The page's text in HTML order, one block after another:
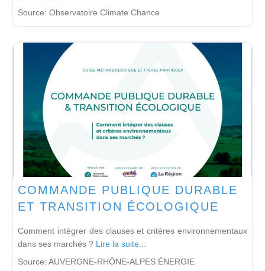
Source: Observatoire Climate Chance
COMMANDE PUBLIQUE DURABLE
ET TRANSITION ÉCOLOGIQUE
Comment intégrer des clauses et critères environnementaux
dans ses marchés ? Lire la suite...
Source: AUVERGNE-RHÔNE-ALPES ÉNERGIE